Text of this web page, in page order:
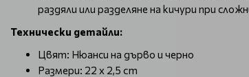
раздяли или разделяне на кичури при
Технически детайли:
Цвят: Нюанси на дърво и черно
Размери: 22 x 2,5 cm